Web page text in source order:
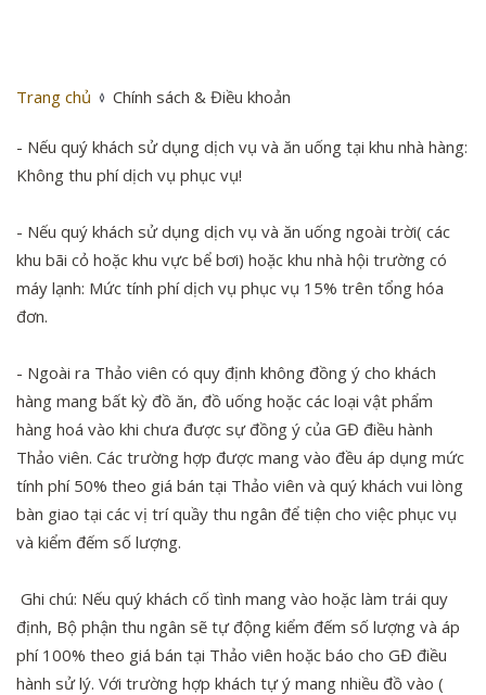
Trang chủ Chính sách & Điều khoản
- Nếu quý khách sử dụng dịch vụ và ăn uống tại khu nhà hàng:
Không thu phí dịch vụ phục vụ!
- Nếu quý khách sử dụng dịch vụ và ăn uống ngoài trời( các
khu bãi cỏ hoặc khu vực bể bơi) hoặc khu nhà hội trường có
máy lạnh: Mức tính phí dịch vụ phục vụ 15% trên tổng hóa
đơn.
- Ngoài ra Thảo viên có quy định không đồng ý cho khách
hàng mang bất kỳ đồ ăn, đồ uống hoặc các loại vật phẩm
hàng hoá vào khi chưa được sự đồng ý của GĐ điều hành
Thảo viên. Các trường hợp được mang vào đều áp dụng mức
tính phí 50% theo giá bán tại Thảo viên và quý khách vui lòng
bàn giao tại các vị trí quầy thu ngân để tiện cho việc phục vụ
và kiểm đếm số lượng.
Ghi chú: Nếu quý khách cố tình mang vào hoặc làm trái quy
định, Bộ phận thu ngân sẽ tự động kiểm đếm số lượng và áp
phí 100% theo giá bán tại Thảo viên hoặc báo cho GĐ điều
hành sử lý. Với trường hợp khách tự ý mang nhiều đồ vào (